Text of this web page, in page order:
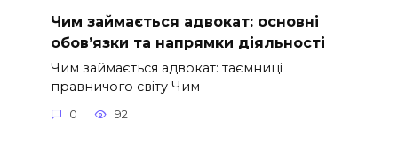
Чим займається адвокат: основні
обов’язки та напрямки діяльності
Чим займається адвокат: таємниці
правничого світу Чим
0 92